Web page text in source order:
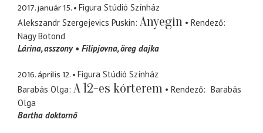
2017. január 15.
Figura Stúdió Színház
Alekszandr Szergejevics Puskin Anyegin
Rendező
Nagy Botond
Lárina asszony Filipjovna öreg dajka
2016. április 12.
Figura Stúdió Színház
Barabás Olga A 12-es kórterem Rendező
Barabás
Olga
Bartha doktornő